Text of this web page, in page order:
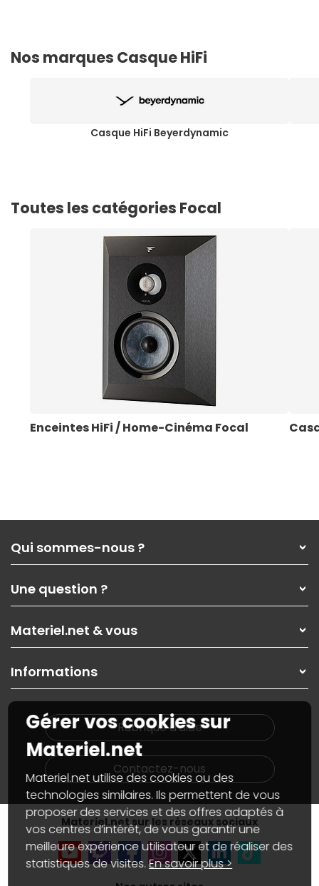
Nos marques Casque HiFi
Casque HiFi Beyerdynamic
Toutes les catégories Focal
Enceintes HiFi / Home-Cinéma Focal
Qui sommes-nous ?
Nos services
Les magasins Materiel.net
Nos solutions pour les pros
Contactez-nous
Une question ?
Paiement, livraison
Garanties,Pack Zen
SAV, demander un retour
Informations
Materiel.net & vous
On rachète votre carte graphique
PC sur mesure : Votre RDV personnalisé
Notre démarche écologique
Materiel.net recrute
Notre programme d'affiliation
Partenariat & Sponsoring
Informations
Plan du site
Nos marques
Conditions générales de vente
Marketplace
Informations légales
Données personnelles etcookies
Gérer vos cookies
Accessibilité : non conforme
Rubrique d'aide
Contactez-nous
Materiel.net sur les réseaux sociaux
Gérer vos cookies sur
Materiel.net
Materiel.net utilise des cookies ou des
technologies similaires. Ils permettent de vous
proposer des services et des offres adaptés à
vos centres d’intérêt, de vous garantir une
meilleure expérience utilisateur et de réaliser des
statistiques de visites.En savoir plus >